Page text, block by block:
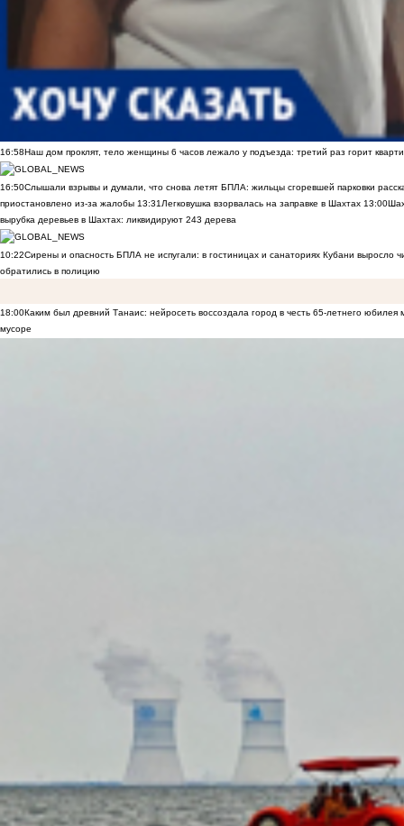
16:58Наш дом проклят, тело женщины 6 часов лежало у подъезда: третий раз горит
16:50Слышали взрывы и думали, что снова летят БПЛА: жильцы сгоревшей парковки
приостановлено из-за жалобы 13:31Легковушка взорвалась на заправке в Шахтах 13:00
вырубка деревьев в Шахтах: ликвидируют 243 дерева
10:22Сирены и опасность БПЛА не испугали: в гостиницах и санаториях Кубани выросло
обратились в полицию
18:00Каким был древний Танаис: нейросеть воссоздала город в честь 65-летнего юбилея
мусоре